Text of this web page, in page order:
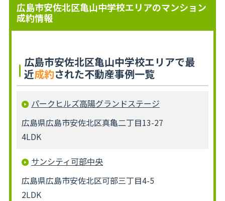
広島市安佐北区亀山中学校エリアのマンション
成約情報
広島市安佐北区亀山中学校エリアで最
近成約された不動産事例一覧
パークヒルズ高陽グランドステージ
広島県広島市安佐北区真亀二丁目13-27
4LDK
サンシティ可部中央
広島県広島市安佐北区可部三丁目4-5
2LDK